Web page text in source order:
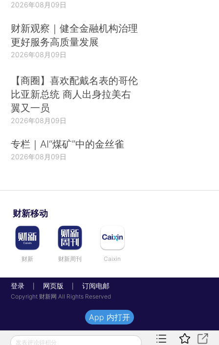
2026年08月09日
财新观察｜健全金融机构治理
更好服务高质量发展
2026年08月09日
【商圈】喜欢配戴名表的哥伦
比亚新总统 商人出身拉美右
翼又一员
2026年08月09日
专栏｜AI“煤矿”中的金丝雀
2026年08月09日
财新移动
财新 财新周刊 Caixin
登录 网页版 订阅电邮
Copyright 财新网 All Rights Reserved
发表评论得积分
App 内打开